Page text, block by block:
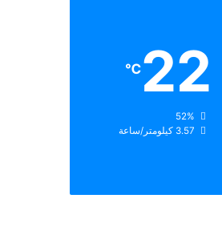
22
℃
الرطوبة:
الرياح: